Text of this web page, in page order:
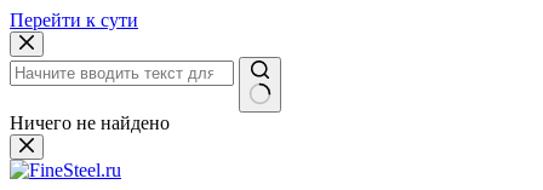
Перейти к сути
Ничего не найдено